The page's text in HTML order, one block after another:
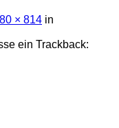
× 814 in
ein Trackback: